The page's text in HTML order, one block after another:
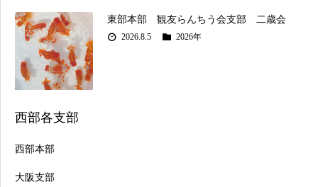
東部本部 観友らんちう会支部 二歳会
2026.8.5 2026年
西部各支部
西部本部
大阪支部